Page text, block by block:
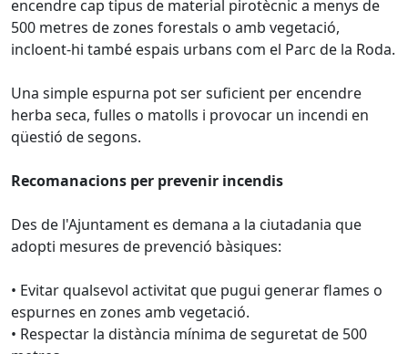
encendre cap tipus de material pirotècnic a menys de
500 metres de zones forestals o amb vegetació,
incloent-hi també espais urbans com el Parc de la Roda.
Una simple espurna pot ser suficient per encendre
herba seca, fulles o matolls i provocar un incendi en
qüestió de segons.
Recomanacions per prevenir incendis
Des de l'Ajuntament es demana a la ciutadania que
adopti mesures de prevenció bàsiques:
• Evitar qualsevol activitat que pugui generar flames o
espurnes en zones amb vegetació.
• Respectar la distància mínima de seguretat de 500